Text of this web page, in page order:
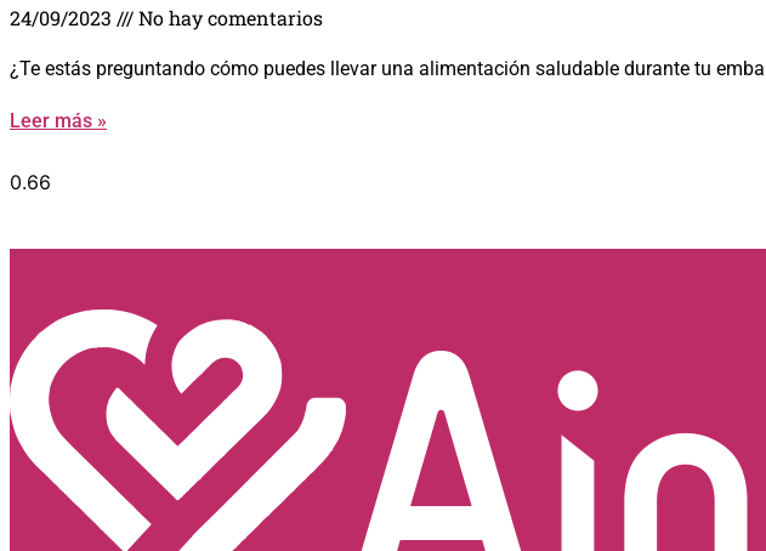
24/09/2023 No hay comentarios
¿Te estás preguntando cómo puedes llevar una alimentación saludable durante tu
Leer más »